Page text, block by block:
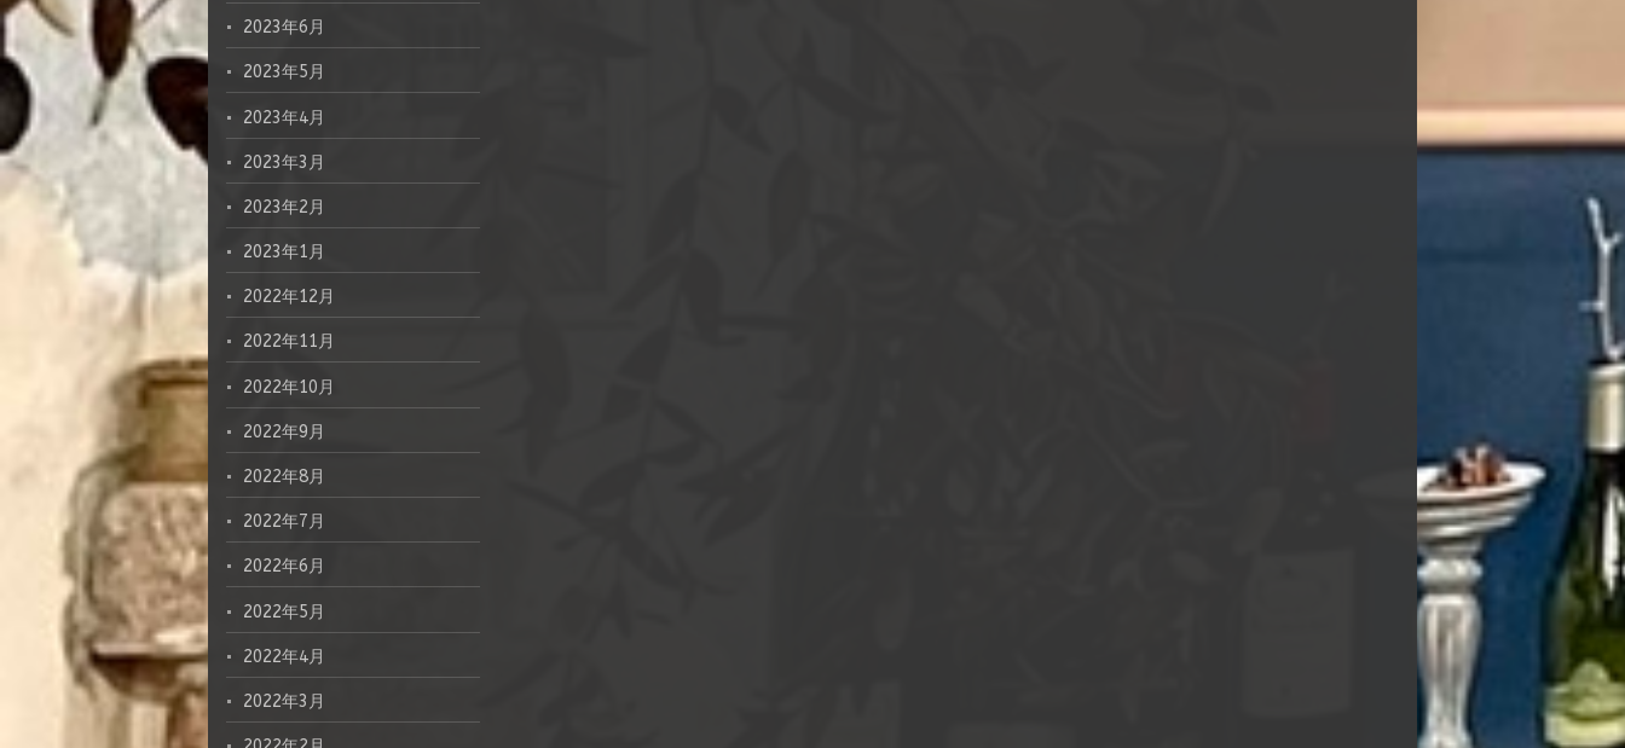
2023年6月
2023年5月
2023年4月
2023年3月
2023年2月
2023年1月
2022年12月
2022年11月
2022年10月
2022年9月
2022年8月
2022年7月
2022年6月
2022年5月
2022年4月
2022年3月